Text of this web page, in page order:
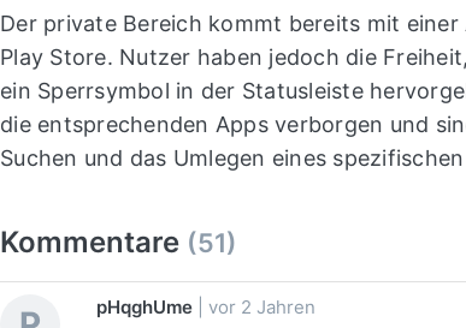
Der private Bereich kommt bereits mit
Play Store. Nutzer haben jedoch die
ein Sperrsymbol in der Statusleiste
die entsprechenden Apps verborgen und
Suchen und das Umlegen eines
Kommentare (51)
pHqghUme
vor 2 Jahren